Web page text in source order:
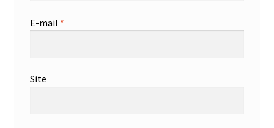
E-mail *
Site